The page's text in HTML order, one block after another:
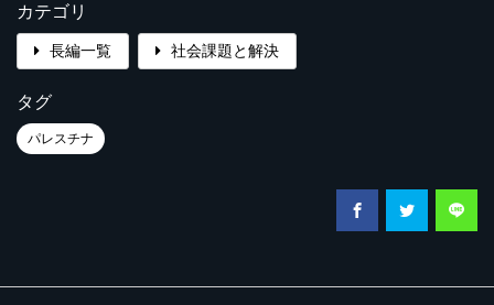
カテゴリ
長編一覧 社会課題と解決
タグ
パレスチナ